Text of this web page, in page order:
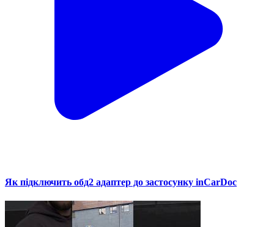
Як підключить обд2 адаптер до застосунку inCarDoc